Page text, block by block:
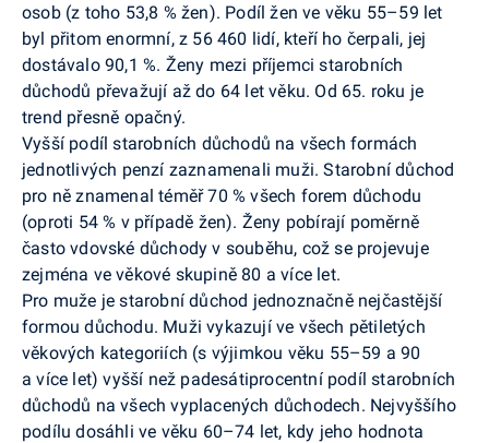
osob (z toho 53,8 % žen). Podíl žen ve věku 55–59 let
byl přitom enormní, z 56 460 lidí, kteří ho čerpali, jej
dostávalo 90,1 %. Ženy mezi příjemci starobních
důchodů převažují až do 64 let věku. Od 65. roku je
trend přesně opačný.
Vyšší podíl starobních důchodů na všech formách
jednotlivých penzí zaznamenali muži. Starobní důchod
pro ně znamenal téměř 70 % všech forem důchodu
(oproti 54 % v případě žen). Ženy pobírají poměrně
často vdovské důchody v souběhu, což se projevuje
zejména ve věkové skupině 80 a více let.
Pro muže je starobní důchod jednoznačně nejčastější
formou důchodu. Muži vykazují ve všech pětiletých
věkových kategoriích (s výjimkou věku 55–59 a 90
a více let) vyšší než padesátiprocentní podíl starobních
důchodů na všech vyplacených důchodech. Nejvyššího
podílu dosáhli ve věku 60–74 let, kdy jeho hodnota